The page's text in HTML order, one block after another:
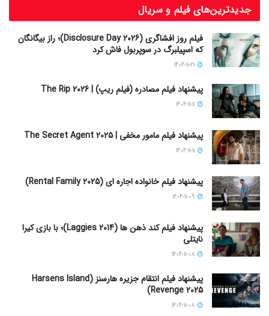
جدیدترین‌های فیلم و سریال
فیلم روز افشاگری (Disclosure Day 2026)؛ راز بیگانگان
که اسپیلبرگ در سوپربول فاش کرد
پیشنهاد فیلم مصادره (فیلم ریپ) | The Rip 2026
پیشنهاد فیلم مامور مخفی | The Secret Agent 2025
پیشنهاد فیلم خانواده اجاره‌ ای (Rental Family 2025)
پیشنهاد فیلم کند ذهن ها (Laggies 2014)؛ با بازی کیرا
نایتلی
پیشنهاد فیلم انتقام جزیره هارسنز (Harsens Island
Revenge 2025)